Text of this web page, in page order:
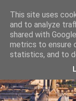
This site uses
and to analyze
shared with
metrics to ensure
statistics, and to